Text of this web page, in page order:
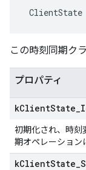
ClientState
この時刻同期ク
プロパティ
kClientState
初期化され、時刻
期オペレーション
kClientState